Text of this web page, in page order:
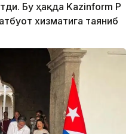
Бу ҳақда Kazinform ҚР
хизматига таяниб